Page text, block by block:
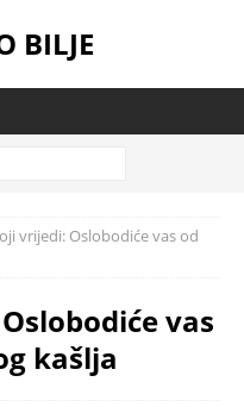
BILJE
vrijedi: Oslobodiće vas od
vas
kašlja